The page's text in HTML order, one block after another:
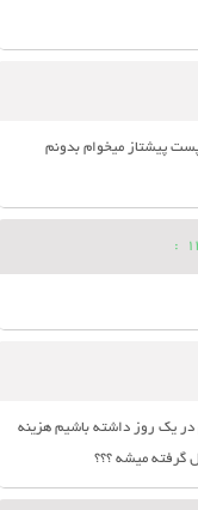
پیشتاز میخوام بدونم
:
یک روز داشته باشیم هزینه
گرفته میشه ؟؟؟